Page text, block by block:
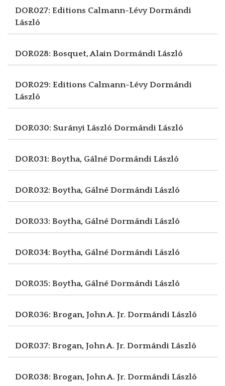
DOR027: Editions Calmann-LévyDormándi
László
DOR028: Bosquet, AlainDormándi László
DOR029: Editions Calmann-LévyDormándi
László
DOR030: Surányi László Dormándi László
DOR031: Boytha, Gálné Dormándi László
DOR032: Boytha, Gálné Dormándi László
DOR033: Boytha, Gálné Dormándi László
DOR034: Boytha, Gálné Dormándi László
DOR035: Boytha, Gálné Dormándi László
DOR036: Brogan, John A. Jr. Dormándi László
DOR037: Brogan, John A. Jr. Dormándi László
DOR038: Brogan, John A. Jr. Dormándi László